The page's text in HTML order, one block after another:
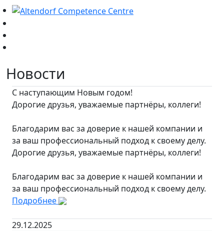
Новости
С наступающим Новым годом!
Дорогие друзья, уважаемые партнёры, коллеги!
Благодарим вас за доверие к нашей компании и
за ваш профессиональный подход к своему делу.
Дорогие друзья, уважаемые партнёры, коллеги!
Благодарим вас за доверие к нашей компании и
за ваш профессиональный подход к своему делу.
Подробнее
29.12.2025